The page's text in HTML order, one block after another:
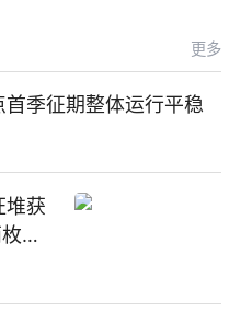
更多
季征期整体运行平稳
堆获
金